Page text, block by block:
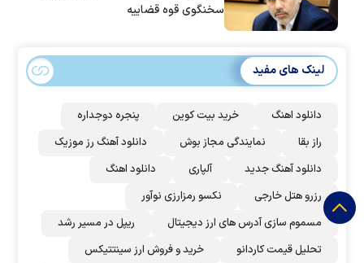
سخنگوی قوه قضاییه
لینک های مفید
دانلود اهنگ خرید بیت کوین
پنجره دوجداره
راز بقا
نمایندگی مجاز بوش
دانلود آهنگ رز‌ موزیک
دانلود آهنگ جدید
آلپاری
دانلود اهنگ
رزرو هتل خارجی
نکسو رمزارزی نوآور
مسموم سازی آدرس های ارز دیجیتال
ریپل در مسیر رشد
تحلیل قیمت کاردانو
خرید و فروش ارز سینتتیکس